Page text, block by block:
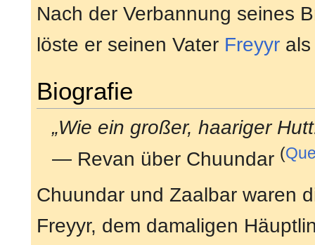
Nach der Verbannung seines
löste er seinen Vater Freyyr
Biografie
„Wie ein großer, haariger
— Revan über Chuundar (
Chuundar und Zaalbar waren
Freyyr, dem damaligen